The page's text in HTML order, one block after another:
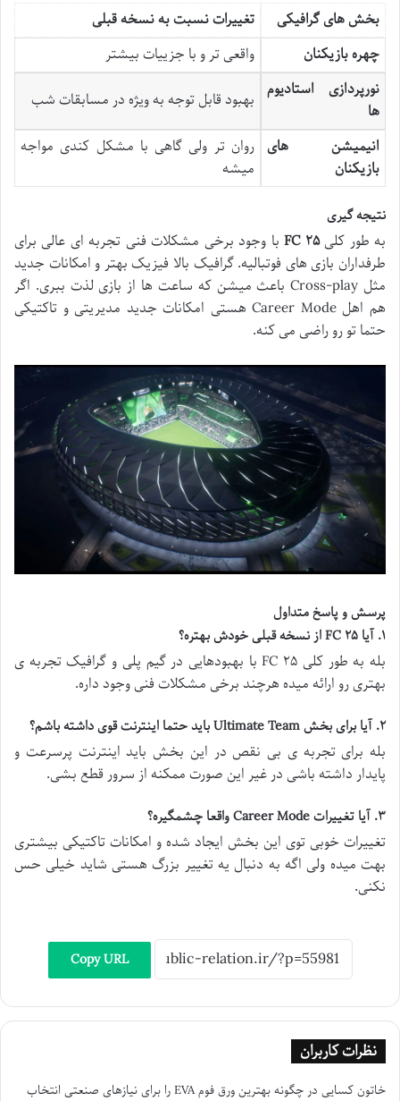
بخش های گرافیکی
تغییرات نسبت به نسخه قبلی
چهره بازیکنان
واقعی تر و با جزییات بیشتر
نورپردازی استادیوم
ها
بهبود قابل توجه به ویژه در مسابقات شب
انیمیشن های
بازیکنان
روان تر ولی گاهی با مشکل کندی مواجه
میشه
نتیجه گیری
به طور کلی FC ۲۵
با وجود برخی مشکلات فنی تجربه ای عالی برای
طرفداران بازی های فوتبالیه. گرافیک بالا فیزیک بهتر و امکانات جدید
مثل Cross-play باعث میشن که ساعت ها از بازی لذت ببری. اگر
هم اهل Career Mode هستی امکانات جدید مدیریتی و تاکتیکی
حتما تو رو راضی می کنه.
پرسش و پاسخ متداول
۱.آیا ۲۵ از نسخه قبلی خودش بهتره؟
بله به طور کلی FC ۲۵ با بهبودهایی در گیم پلی و گرافیک تجربه ی
بهتری رو ارائه میده هرچند برخی مشکلات فنی وجود داره.
۲.آیا برای بخش باید حتما اینترنت قوی داشته باشم؟
بله برای تجربه ی بی نقص در این بخش باید اینترنت پرسرعت و
پایدار داشته باشی در غیر این صورت ممکنه از سرور قطع بشی.
۳.آیا تغییرات واقعا چشمگیره؟
تغییرات خوبی توی این بخش ایجاد شده و امکانات تاکتیکی بیشتری
بهت میده ولی اگه به دنبال یه تغییر بزرگ هستی شاید خیلی حس
نکنی.
Copy URL
نظرات کاربران
خاتون کسایی در
چگونه بهترین ورق فوم EVA را برای نیازهای صنعتی انتخاب